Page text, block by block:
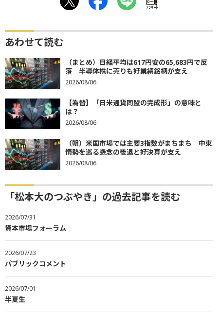
ｱﾝｹｰﾄ
あわせて読む
（まとめ）日経平均は617円安の65,683円で反
落 半導体株に売りも好業績銘柄が支え
2026/08/06
【為替】「日米通貨同盟の完成形」の意味と
は？
2026/08/06
（朝）米国市場では主要3指数がまちまち 中東
情勢を巡る懸念の後退と好決算が支え
2026/08/06
「松本大のつぶやき」の過去記事を読む
2026/07/31
資本市場フォーラム
2026/07/23
パブリックコメント
2026/07/01
半夏生